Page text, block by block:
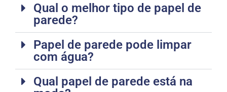
Qual o melhor tipo de papel de
parede?
Papel de parede pode limpar
com água?
Qual papel de parede está na